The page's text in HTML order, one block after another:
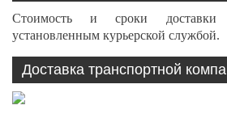
Стоимость и сроки доставки
установленным курьерской службой.
Доставка транспортной